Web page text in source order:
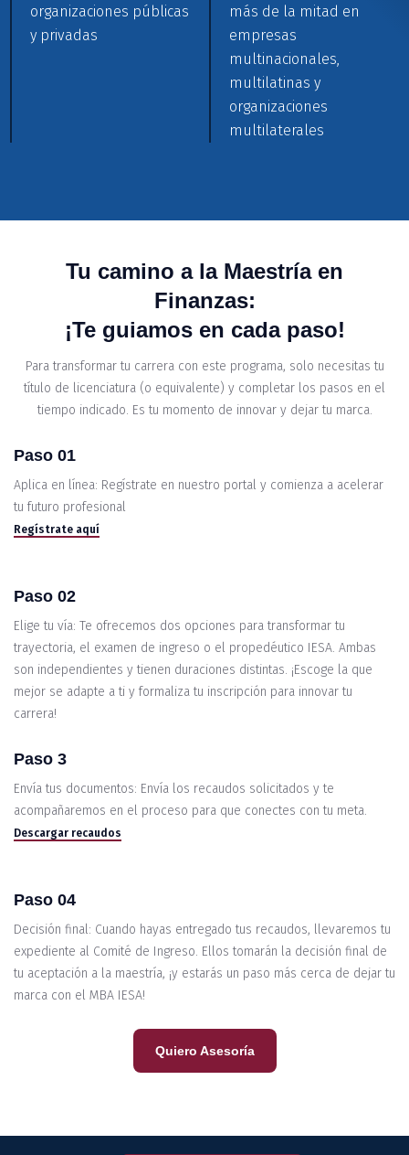
organizaciones públicas
y privadas
más de la mitad en
empresas
multinacionales,
multilatinas y
organizaciones
multilaterales
Tu camino a la Maestría en
Finanzas:
¡Te guiamos en cada paso!
Para transformar tu carrera con este programa, solo necesitas tu
título de licenciatura (o equivalente) y completar los pasos en el
tiempo indicado. Es tu momento de innovar y dejar tu marca.
Paso 01
Aplica en línea: Regístrate en nuestro portal y comienza a acelerar
tu futuro profesional
Regístrate aquí
Paso 02
Elige tu vía: Te ofrecemos dos opciones para transformar tu
trayectoria, el examen de ingreso o el propedéutico IESA. Ambas
son independientes y tienen duraciones distintas. ¡Escoge la que
mejor se adapte a ti y formaliza tu inscripción para innovar tu
carrera!
Paso 3
Envía tus documentos: Envía los recaudos solicitados y te
acompañaremos en el proceso para que conectes con tu meta.
Descargar recaudos
Paso 04
Decisión final: Cuando hayas entregado tus recaudos, llevaremos tu
expediente al Comité de Ingreso. Ellos tomarán la decisión final de
tu aceptación a la maestría, ¡y estarás un paso más cerca de dejar tu
marca con el MBA IESA!
Quiero Asesoría